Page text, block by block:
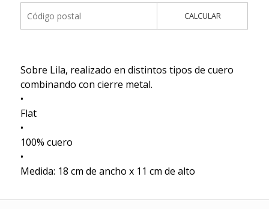
CALCULAR
Sobre Lila, realizado en distintos tipos de cuero
combinando con cierre metal.
•
Flat
•
100% cuero
•
Medida: 18 cm de ancho x 11 cm de alto